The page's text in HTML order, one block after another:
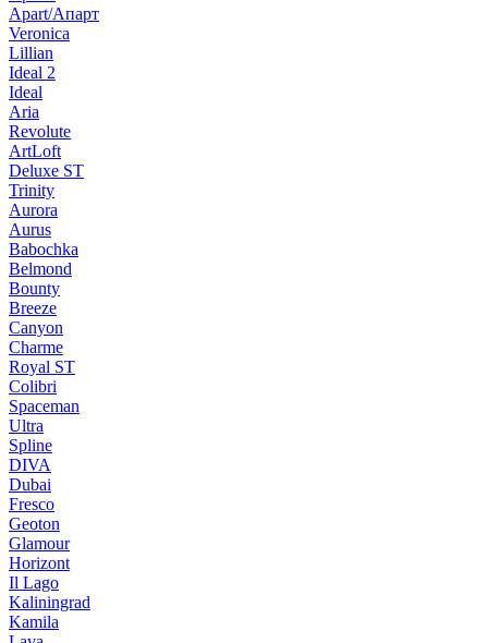
Apart/Апарт
Veronica
Lillian
Ideal 2
Ideal
Aria
Revolute
ArtLoft
Deluxe ST
Trinity
Aurora
Aurus
Babochka
Belmond
Bounty
Breeze
Canуon
Charme
Royal ST
Colibri
Spaceman
Ultra
Spline
DIVA
Dubai
Fresco
Geoton
Glamour
Horizont
Il Lago
Kaliningrad
Kamila